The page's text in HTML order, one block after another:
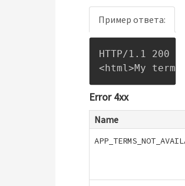
Пример ответа:
HTTP/1.1 200
<html>My
Error 4xx
Name